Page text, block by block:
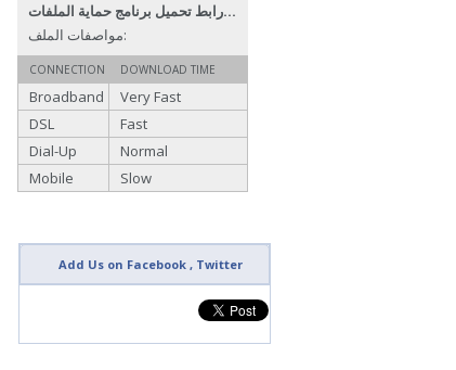
رابط تحميل برنامج حماية الملفات FILE PROTECTION IOS للايفون مجاناً
مواصفات الملف:
CONNECTION DOWNLOAD TIME
Broadband
Very Fast
DSL
Fast
Dial-Up
Normal
Mobile
Slow
Add Us on Facebook , Twitter